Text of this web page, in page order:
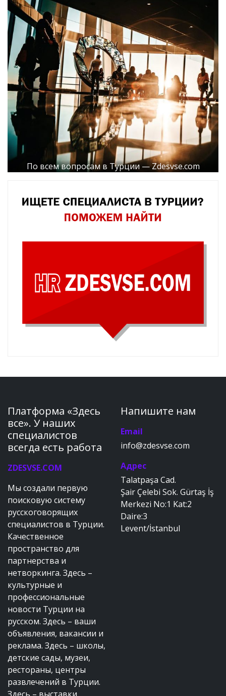
По всем вопросам в Турции — Zdesvse.com
Платформа «Здесь
все». У наших
специалистов
всегда есть работа
ZDESVSE.COM
Мы создали первую
поисковую систему
русскоговорящих
специалистов в Турции.
Качественное
пространство для
партнерства и
нетворкинга. Здесь –
культурные и
профессиональные
новости Турции на
русском. Здесь – ваши
объявления, вакансии и
реклама. Здесь – школы,
детские сады, музеи,
рестораны, центры
развлечений в Турции.
Напишите нам
Email
info@zdesvse.com
Адрес
Talatpaşa Cad.
Şair Çelebi Sok. Gürtaş İş
Merkezi No:1 Kat:2
Daire:3
Levent/İstanbul